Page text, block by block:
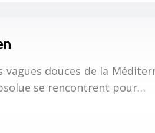
douces de la
se rencontrent pour…